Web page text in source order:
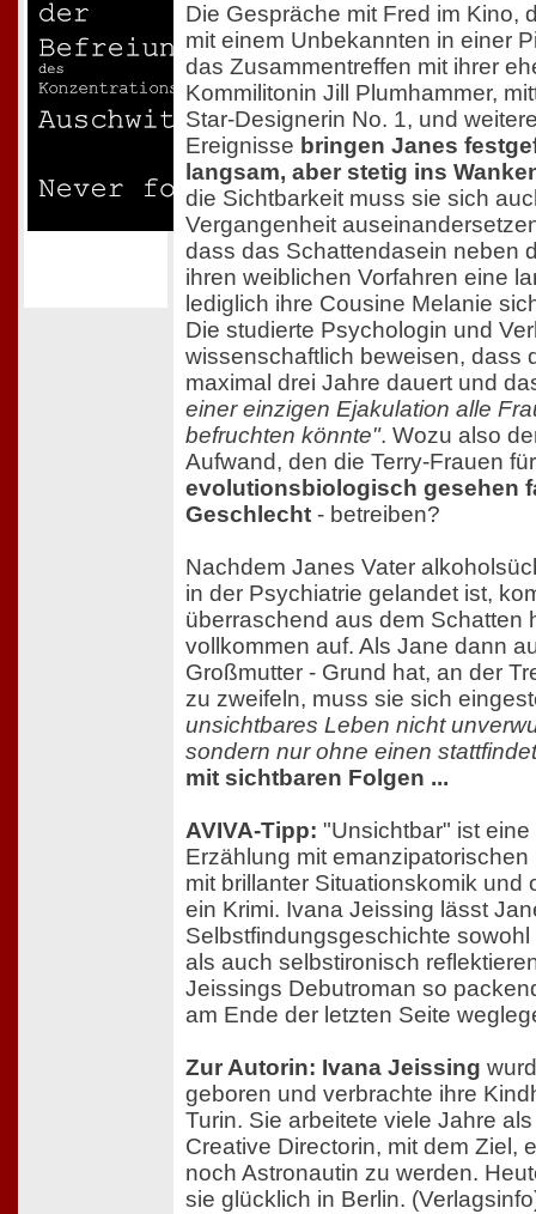
Die Gespräche mit Fred im Kino,
mit einem Unbekannten in einer
das Zusammentreffen mit ihrer
Kommilitonin Jill Plumhammer,
Star-Designerin No. 1, und
Ereignisse bringen Janes
langsam, aber stetig ins
die Sichtbarkeit muss sie sich
Vergangenheit
dass das Schattendasein neben
ihren weiblichen Vorfahren eine
lediglich ihre Cousine Melanie
Die studierte Psychologin und
wissenschaftlich beweisen, dass
maximal drei Jahre dauert und
einer einzigen Ejakulation alle
befruchten könnte". Wozu also
Aufwand, den die Terry-Frauen
evolutionsbiologisch gesehen
Geschlecht - betreiben?
Nachdem Janes Vater
in der Psychiatrie gelandet ist,
überraschend aus dem Schatten
vollkommen auf. Als Jane dann
Großmutter - Grund hat, an der
zu zweifeln, muss sie sich
unsichtbares Leben nicht
sondern nur ohne einen
mit sichtbaren Folgen ...
AVIVA-Tipp: "Unsichtbar" ist
Erzählung mit
mit brillanter Situationskomik und
ein Krimi. Ivana Jeissing lässt
Selbstfindungsgeschichte
als auch selbstironisch
Jeissings Debutroman so
am Ende der letzten Seite
Zur Autorin: Ivana Jeissing
geboren und verbrachte ihre
Turin. Sie arbeitete viele Jahre
Creative Directorin, mit dem Ziel,
noch Astronautin zu werden.
sie glücklich in Berlin.